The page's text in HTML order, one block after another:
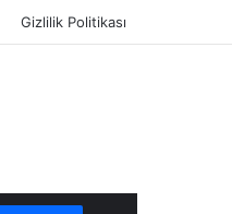
Gizlilik Politikası